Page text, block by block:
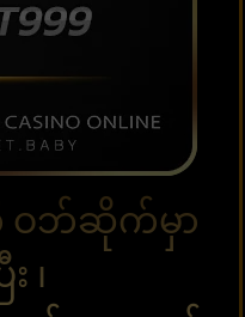
ဝဘ်ဆိုက်မှာ
၊